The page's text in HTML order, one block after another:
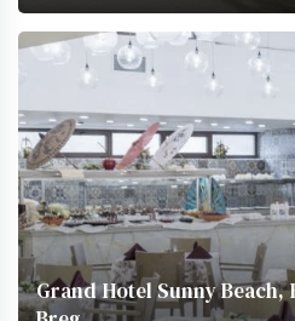
Grand Hotel Sunny Beach,